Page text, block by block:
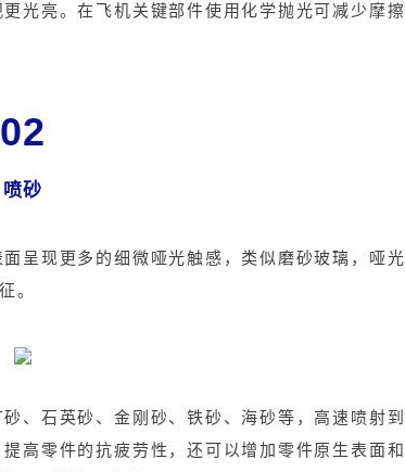
光亮。在飞机关键部件使用化学抛光可减少摩擦
02
喷砂
呈现更多的细微哑光触感，类似磨砂玻璃，哑光
。
、石英砂、金刚砂、铁砂、海砂等，高速喷射到
高零件的抗疲劳性，还可以增加零件原生表面和